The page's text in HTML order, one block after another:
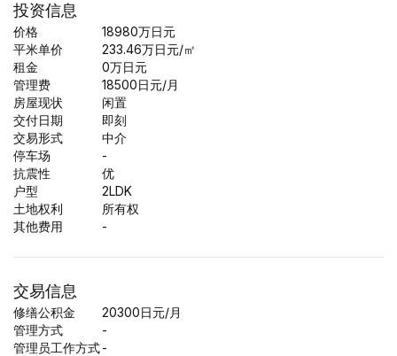
投资信息
价格 18980万日元
平米单价
233.46万日元/㎡
租金
0万日元
管理费
18500日元/月
房屋现状
闲置
交付日期
即刻
交易形式
中介
停车场
-
抗震性
优
户型
2LDK
土地权利
所有权
其他费用
-
交易信息
修缮公积金
20300日元/月
管理方式
-
管理员工作方式-